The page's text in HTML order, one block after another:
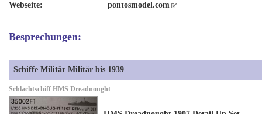
Webseite:
pontosmodel.com
Besprechungen:
Schiffe Militär Militär bis 1939
Schlachtschiff HMS Dreadnought